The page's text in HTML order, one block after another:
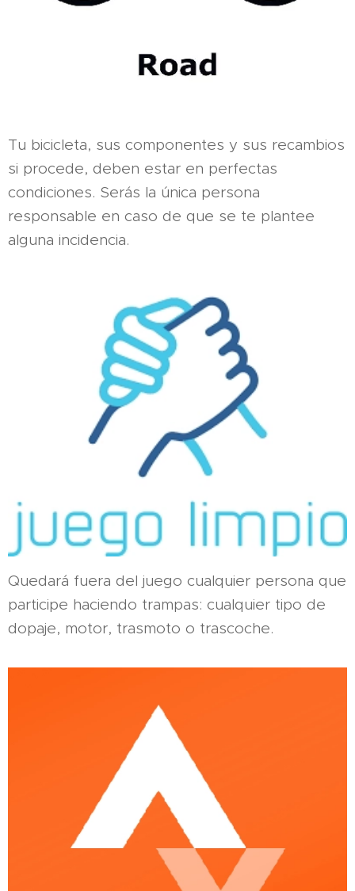
Tu bicicleta, sus componentes y sus recambios
si procede, deben estar en perfectas
condiciones. Serás la única persona
responsable en caso de que se te plantee
alguna incidencia.
Quedará fuera del juego cualquier persona que
participe haciendo trampas: cualquier tipo de
dopaje, motor, trasmoto o trascoche.